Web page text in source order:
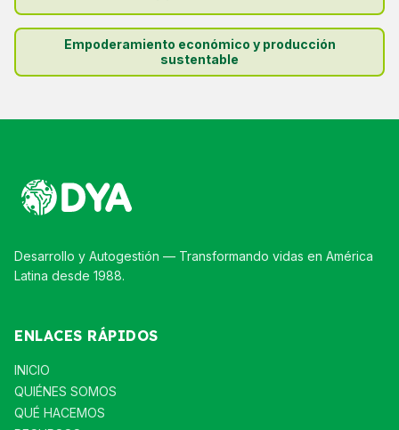
Empoderamiento económico y producción
sustentable
Desarrollo y Autogestión — Transformando vidas en América
Latina desde 1988.
ENLACES RÁPIDOS
INICIO
QUIÉNES SOMOS
QUÉ HACEMOS